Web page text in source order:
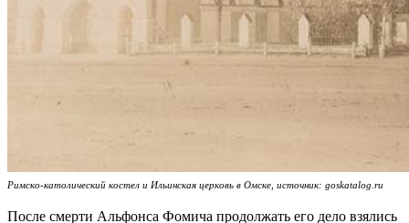
Римско-католический костел и Ильинская церковь в Омске, источник: goskatalog.ru
После смерти Альфонса Фомича продолжать его дело взялись